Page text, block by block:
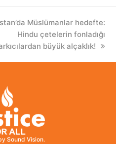
Müslümanlar hedefte:
Hindu çetelerin fonladığı
büyük alçaklık!
Sound Vision.